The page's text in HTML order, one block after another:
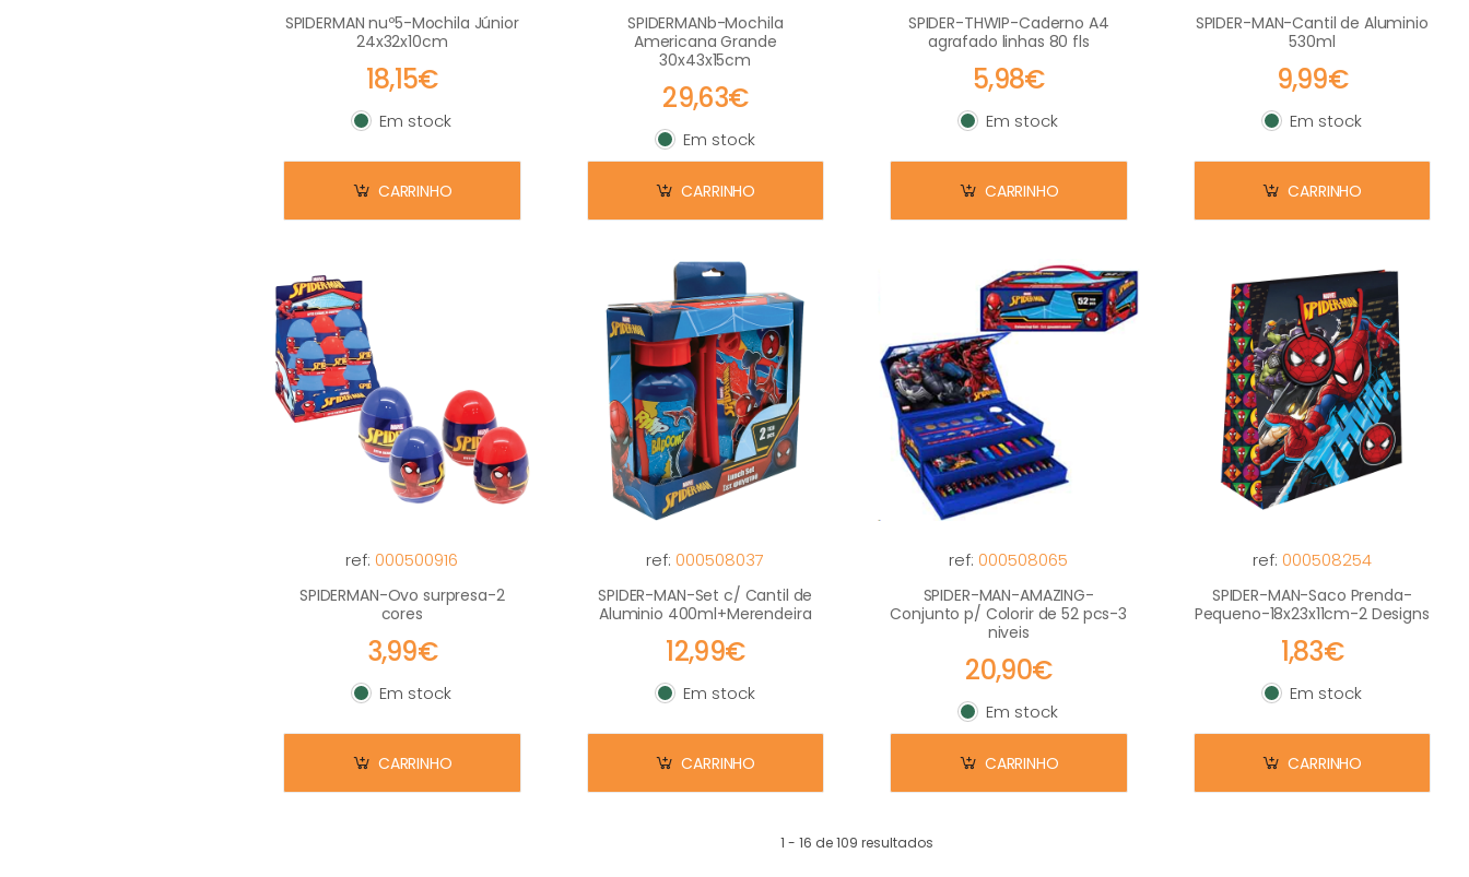
SPIDERMAN nuº5-Mochila Júnior
24x32x10cm
18,15€
Em stock
Em stock
CARRINHO
SPIDERMANb-Mochila
Americana Grande
30x43x15cm
29,63€
Em stock
Em stock
CARRINHO
SPIDER-THWIP-Caderno A4
agrafado linhas 80 fls
5,98€
Em stock
Em stock
CARRINHO
SPIDER-MAN-Cantil de Aluminio
530ml
9,99€
Em stock
Em stock
CARRINHO
ref: 000500916
SPIDERMAN-Ovo surpresa-2
cores
3,99€
Em stock
Em stock
CARRINHO
ref: 000508037
SPIDER-MAN-Set c/ Cantil de
Aluminio 400ml+Merendeira
12,99€
Em stock
Em stock
CARRINHO
ref: 000508065
SPIDER-MAN-AMAZING-
Conjunto p/ Colorir de 52 pcs-3
niveis
20,90€
Em stock
Em stock
CARRINHO
ref: 000508254
SPIDER-MAN-Saco Prenda-
Pequeno-18x23x11cm-2 Designs
1,83€
Em stock
Em stock
CARRINHO
1 - 16 de 109 resultados